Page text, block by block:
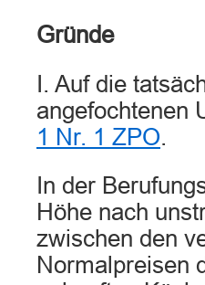
Gründe
I. Auf die
angefochtenen
1 Nr. 1 ZPO.
In der
Höhe nach
zwischen den
Normalpreisen